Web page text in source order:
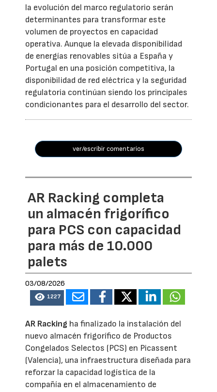
la evolución del marco regulatorio serán
determinantes para transformar este
volumen de proyectos en capacidad
operativa. Aunque la elevada disponibilidad
de energías renovables sitúa a España y
Portugal en una posición competitiva, la
disponibilidad de red eléctrica y la seguridad
regulatoria continúan siendo los principales
condicionantes para el desarrollo del sector.
ver/escribir comentarios
AR Racking completa
un almacén frigorífico
para PCS con capacidad
para más de 10.000
palets
03/08/2026
1227
AR Racking ha finalizado la instalación del
nuevo almacén frigorífico de Productos
Congelados Selectos (PCS) en Picassent
(Valencia), una infraestructura diseñada para
reforzar la capacidad logística de la
compañía en el almacenamiento de